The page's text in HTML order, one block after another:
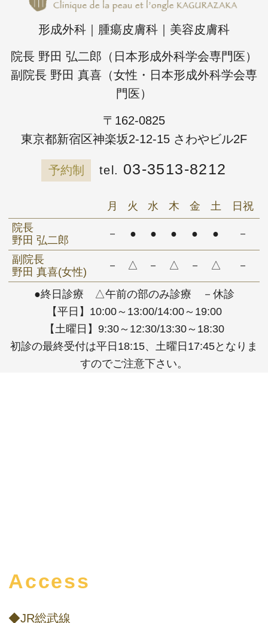
形成外科｜腫瘍皮膚科｜美容皮膚科
院長 野田 弘二郎（日本形成外科学会専門医）
副院長 野田 真喜（女性・日本形成外科学会専
門医）
〒162-0825
東京都新宿区神楽坂2-12-15 さわやビル2F
予約制 03-3513-8212
●終日診療 △午前の部のみ診療 －休診
【平日】10:00～13:00/14:00～19:00
【土曜日】9:30～12:30/13:30～18:30
初診の最終受付は平日18:15、土曜日17:45となりま
すのでご注意下さい。
月 火 水 木 金 土
日祝
院長
野田 弘二郎
－ ● ● ● ● ● －
副院長
野田 真喜(女性)
－ △ － △ － △ －
Access
◆JR総武線